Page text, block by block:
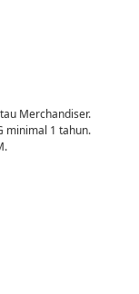
Merchandiser.
minimal 1 tahun.